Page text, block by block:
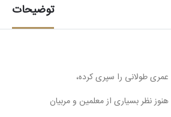
توضیحات
طولانی را سپری کرده،
نظر بسیاری از معلمین و مربیان